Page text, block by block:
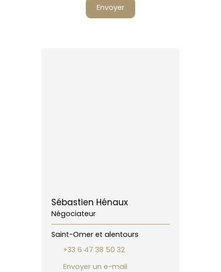
Envoyer
Sébastien Hénaux
Négociateur
Saint-Omer et alentours
+33 6 47 38 50 32
Envoyer un e-mail